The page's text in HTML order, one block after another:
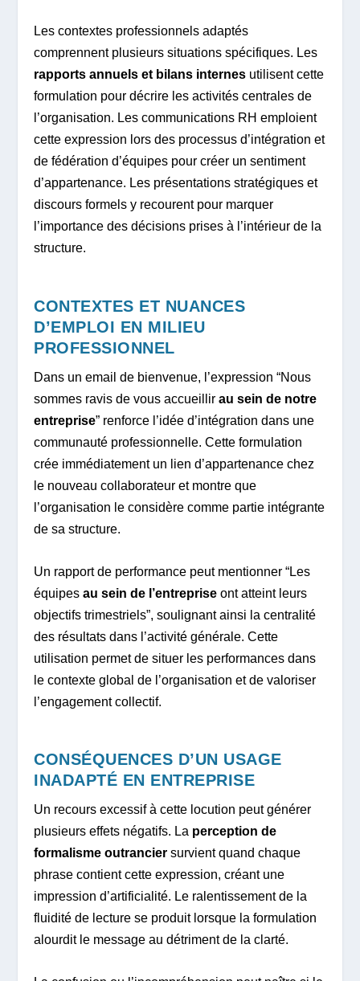
Les contextes professionnels adaptés
comprennent plusieurs situations spécifiques. Les
rapports annuels et bilans internes utilisent cette
formulation pour décrire les activités centrales de
l’organisation. Les communications RH emploient
cette expression lors des processus d’intégration et
de fédération d’équipes pour créer un sentiment
d’appartenance. Les présentations stratégiques et
discours formels y recourent pour marquer
l’importance des décisions prises à l’intérieur de la
structure.
CONTEXTES ET NUANCES
D’EMPLOI EN MILIEU
PROFESSIONNEL
Dans un email de bienvenue, l’expression “Nous
sommes ravis de vous accueillirau sein de notre
entreprise” renforce l’idée d’intégration dans une
communauté professionnelle. Cette formulation
crée immédiatement un lien d’appartenance chez
le nouveau collaborateur et montre que
l’organisation le considère comme partie intégrante
de sa structure.
Un rapport de performance peut mentionner “Les
équipesau sein de l’entreprise ont atteint leurs
objectifs trimestriels”, soulignant ainsi la centralité
des résultats dans l’activité générale. Cette
utilisation permet de situer les performances dans
le contexte global de l’organisation et de valoriser
l’engagement collectif.
CONSÉQUENCES D’UN USAGE
INADAPTÉ EN ENTREPRISE
Un recours excessif à cette locution peut générer
plusieurs effets négatifs. La perception de
formalisme outrancier survient quand chaque
phrase contient cette expression, créant une
impression d’artificialité. Le ralentissement de la
fluidité de lecture se produit lorsque la formulation
alourdit le message au détriment de la clarté.